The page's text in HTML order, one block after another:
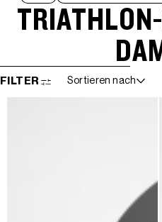
WEITER ZUR ERGEBNISLISTE
FILTER Sortieren nach